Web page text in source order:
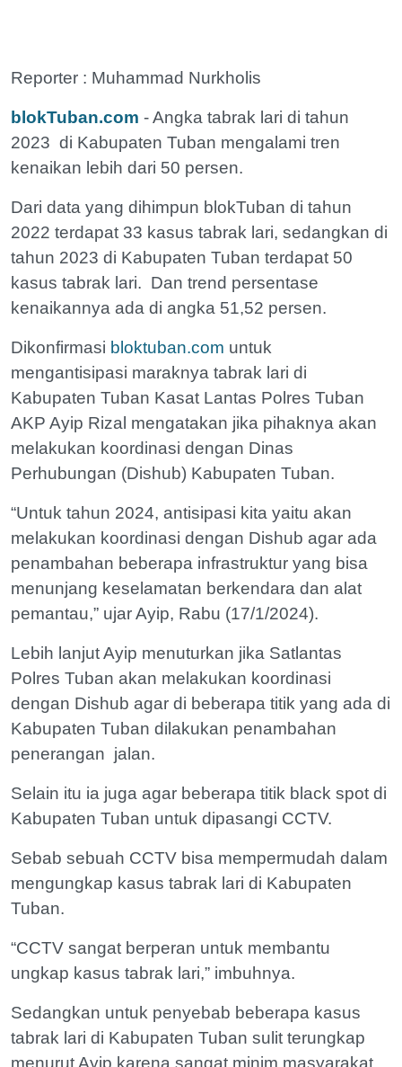
Reporter : Muhammad Nurkholis
blokTuban.com - Angka tabrak lari di tahun
2023 di Kabupaten Tuban mengalami tren
kenaikan lebih dari 50 persen.
Dari data yang dihimpun blokTuban di tahun
2022 terdapat 33 kasus tabrak lari, sedangkan di
tahun 2023 di Kabupaten Tuban terdapat 50
kasus tabrak lari. Dan trend persentase
kenaikannya ada di angka 51,52 persen.
Dikonfirmasi bloktuban.com untuk
mengantisipasi maraknya tabrak lari di
Kabupaten Tuban Kasat Lantas Polres Tuban
AKP Ayip Rizal mengatakan jika pihaknya akan
melakukan koordinasi dengan Dinas
Perhubungan (Dishub) Kabupaten Tuban.
“Untuk tahun 2024, antisipasi kita yaitu akan
melakukan koordinasi dengan Dishub agar ada
penambahan beberapa infrastruktur yang bisa
menunjang keselamatan berkendara dan alat
pemantau,” ujar Ayip, Rabu (17/1/2024).
Lebih lanjut Ayip menuturkan jika Satlantas
Polres Tuban akan melakukan koordinasi
dengan Dishub agar di beberapa titik yang ada di
Kabupaten Tuban dilakukan penambahan
penerangan jalan.
Selain itu ia juga agar beberapa titik black spot di
Kabupaten Tuban untuk dipasangi CCTV.
Sebab sebuah CCTV bisa mempermudah dalam
mengungkap kasus tabrak lari di Kabupaten
Tuban.
“CCTV sangat berperan untuk membantu
ungkap kasus tabrak lari,” imbuhnya.
Sedangkan untuk penyebab beberapa kasus
tabrak lari di Kabupaten Tuban sulit terungkap
menurut Ayip karena sangat minim masyarakat